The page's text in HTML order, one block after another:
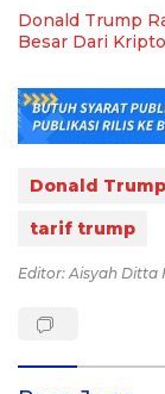
Donald Trump
Besar Dari Kripto
Donald Trump
tarif trump
Editor: Aisyah Ditta